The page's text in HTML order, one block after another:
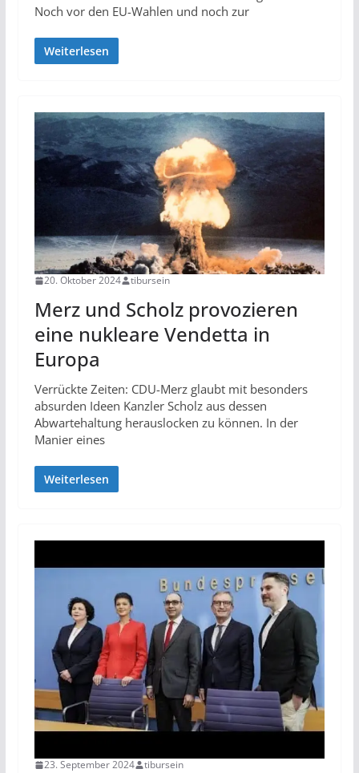
Noch vor den EU-Wahlen und noch zur
Weiterlesen
20. Oktober 2024 tibursein
Merz und Scholz provozieren
eine nukleare Vendetta in
Europa
Verrückte Zeiten: CDU-Merz glaubt mit besonders
absurden Ideen Kanzler Scholz aus dessen
Abwartehaltung herauslocken zu können. In der
Manier eines
Weiterlesen
23. September 2024 tibursein